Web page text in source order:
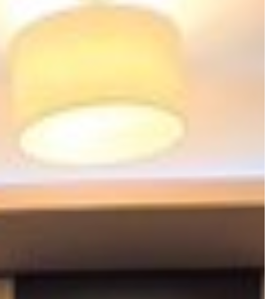
POŠALJI RECENZIJU